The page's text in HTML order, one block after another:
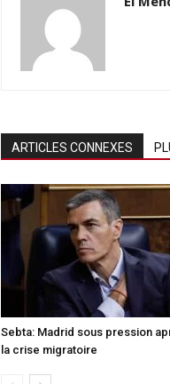
ARTICLES CONNEXES
Sebta: Madrid sous pression
la crise migratoire